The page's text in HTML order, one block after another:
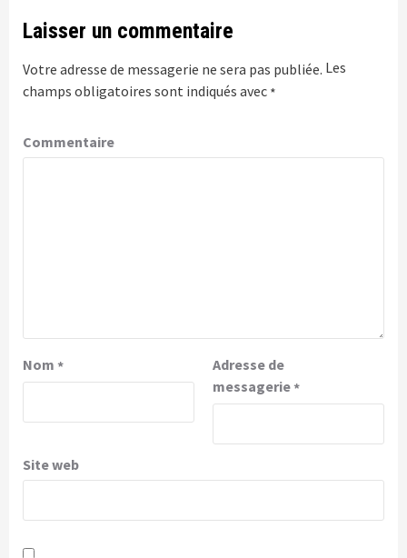
Laisser un commentaire
Votre adresse de messagerie ne sera pas publiée. Les
champs obligatoires sont indiqués avec *
Commentaire
Nom *
Adresse de
messagerie*
Site web